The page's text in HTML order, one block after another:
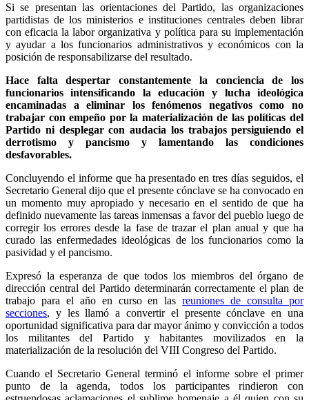
Si se presentan las orientaciones del Partido, las organizaciones
partidistas de los ministerios e instituciones centrales deben librar
con eficacia la labor organizativa y política para su implementación
y ayudar a los funcionarios administrativos y económicos con la
posición de responsabilizarse del resultado.
Hace falta despertar constantemente la conciencia de los
funcionarios intensificando la educación y lucha ideológica
encaminadas a eliminar los fenómenos negativos como no
trabajar con empeño por la materialización de las políticas del
Partido ni desplegar con audacia los trabajos persiguiendo el
derrotismo y pancismo y lamentando las condiciones
desfavorables.
Concluyendo el informe que ha presentado en tres días seguidos, el
Secretario General dijo que el presente cónclave se ha convocado en
un momento muy apropiado y necesario en el sentido de que ha
definido nuevamente las tareas inmensas a favor del pueblo luego de
corregir los errores desde la fase de trazar el plan anual y que ha
curado las enfermedades ideológicas de los funcionarios como la
pasividad y el pancismo.
Expresó la esperanza de que todos los miembros del órgano de
dirección central del Partido determinarán correctamente el plan de
trabajo para el año en curso en lasreuniones de consulta por
secciones, y les llamó a convertir el presente cónclave en una
oportunidad significativa para dar mayor ánimo y convicción a todos
los militantes del Partido y habitantes movilizados en la
materialización de la resolución del VIII Congreso del Partido.
Cuando el Secretario General terminó el informe sobre el primer
punto de la agenda, todos los participantes rindieron con